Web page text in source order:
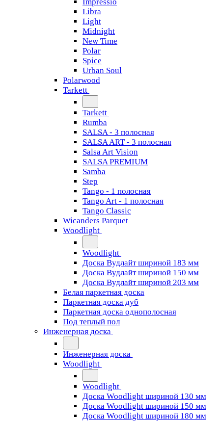
Libra
Light
Midnight
New Time
Polar
Spice
Urban Soul
Polarwood
Tarkett
Tarkett
Rumba
SALSA - 3 полосная
SALSA ART - 3 полосная
Salsa Art Vision
SALSA PREMIUM
Samba
Step
Tango - 1 полосная
Tango Art - 1 полосная
Tango Classiс
Wicanders Parquet
Woodlight
Woodlight
Доска Вудлайт шириной 183 мм
Доска Вудлайт шириной 150 мм
Доска Вудлайт шириной 203 мм
Белая паркетная доска
Паркетная доска дуб
Паркетная доска однополосная
Под теплый пол
Инженерная доска
Инженерная доска
Woodlight
Woodlight
Доска Woodlight шириной 130 мм
Доска Woodlight шириной 150 мм
Доска Woodlight шириной 180 мм